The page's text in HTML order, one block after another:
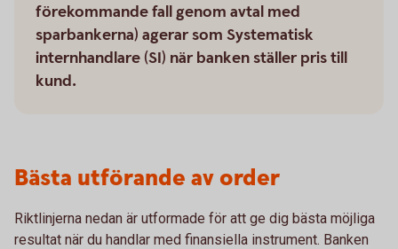
förekommande fall genom avtal med
sparbankerna) agerar som Systematisk
internhandlare (SI) när banken ställer pris till
kund.
Bästa utförande av order
Riktlinjerna nedan är utformade för att ge dig bästa möjliga
resultat när du handlar med finansiella instrument. Banken